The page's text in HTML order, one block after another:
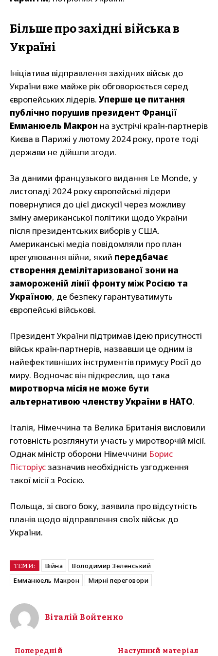
Більше про західні війська в
Україні
Ініціатива відправлення західних військ до
України вже майже рік обговорюється серед
європейських лідерів. Уперше це питання
публічно порушив президент Франції
Емманюель Макрон на зустрічі країн-партнерів
Києва в Парижі у лютому 2024 року, проте тоді
держави не дійшли згоди.
За даними французького видання Le Monde, у
листопаді 2024 року європейські лідери
повернулися до цієї дискусії через можливу
зміну американської політики щодо України
після президентських виборів у США.
Американські медіа повідомляли про план
врегулювання війни, який передбачає
створення демілітаризованої зони на
замороженій лінії фронту між Росією та
Україною, де безпеку гарантуватимуть
європейські військові.
Президент України підтримав ідею присутності
військ країн-партнерів, назвавши це одним із
найефективніших інструментів примусу Росії до
миру. Водночас він підкреслив, що така
миротворча місія не може бути
альтернативою членству України в НАТО.
Італія, Німеччина та Велика Британія висловили
готовність розглянути участь у миротворчій місії.
Однак міністр оборони Німеччини Борис
Пісторіусзазначив необхідність узгодження
такої місії з Росією.
Польща, зі свого боку, заявила про відсутність
планів щодо відправлення своїх військ до
України.
ТЕМИ: Війна
Володимир Зеленський
Емманюель Макрон
Мирні переговори
Віталій Войтенко
Попередній
Наступний матеріал